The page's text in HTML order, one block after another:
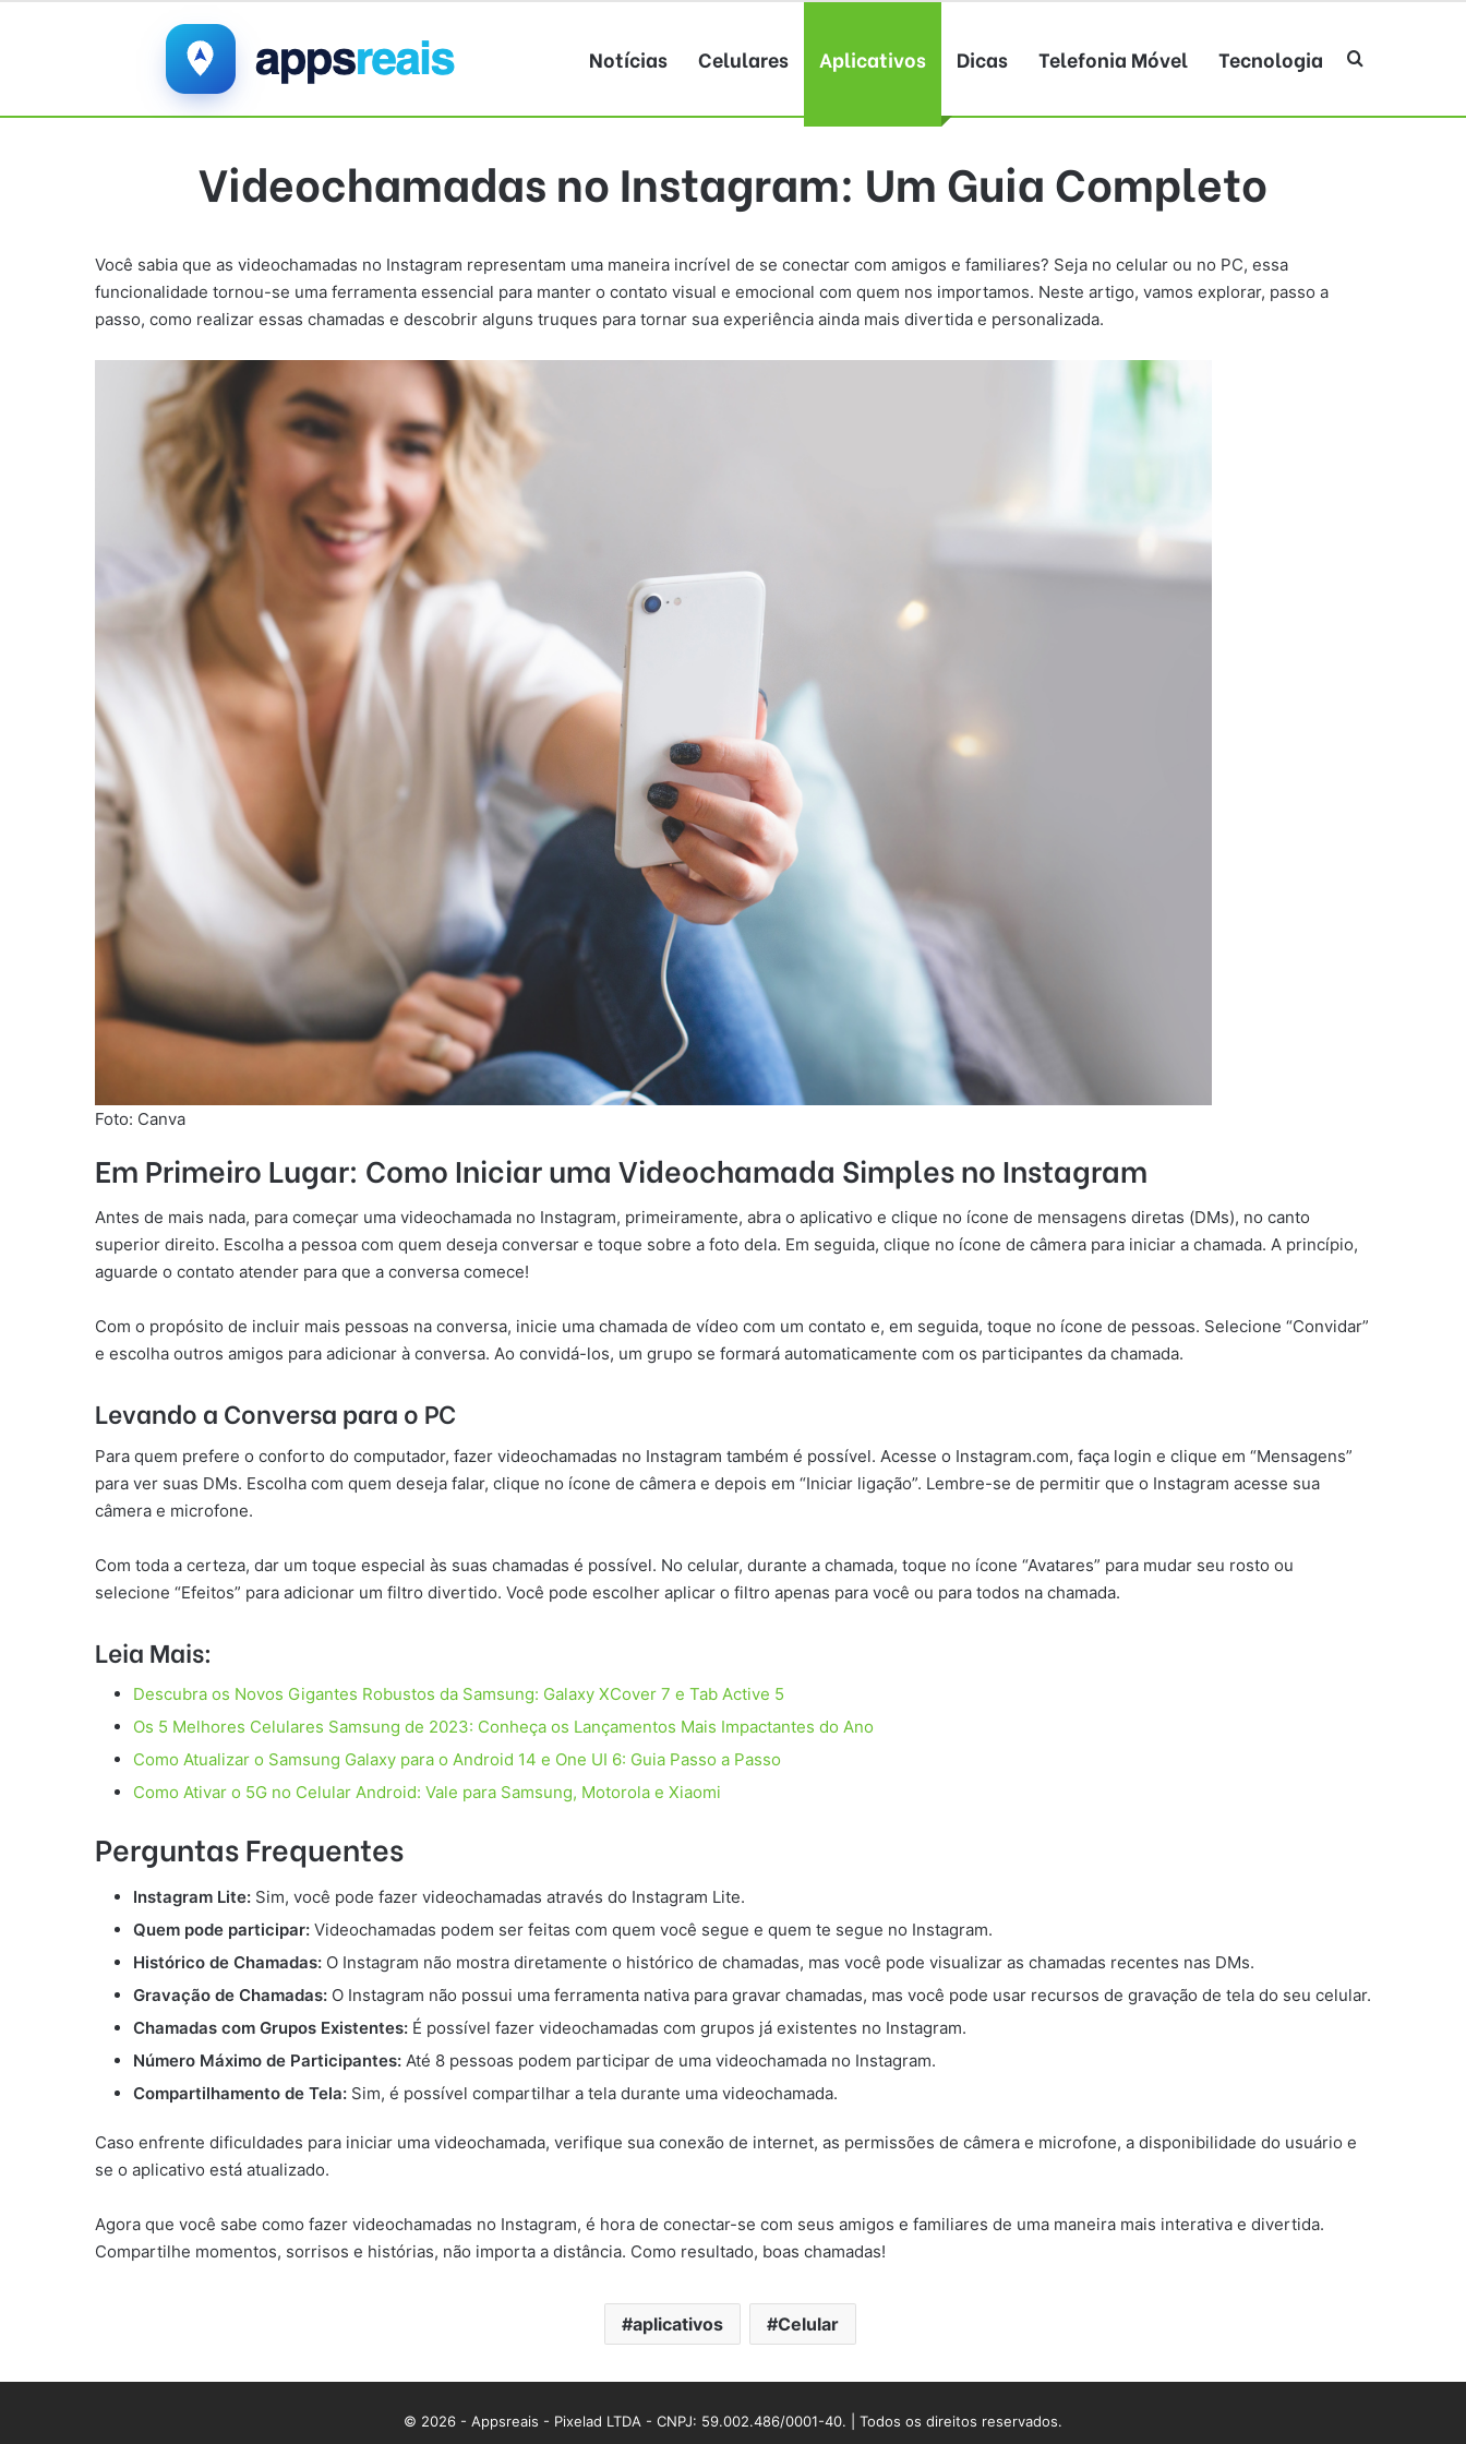
Notícias Celulares Aplicativos Dicas Telefonia Móvel Tecnologia Procurar por
Videochamadas no Instagram: Um Guia Completo
Você sabia que as videochamadas no Instagram representam uma maneira incrível de se conectar com amigos e familiares? Seja no celular ou no PC, essa
funcionalidade tornou-se uma ferramenta essencial para manter o contato visual e emocional com quem nos importamos. Neste artigo, vamos explorar, passo a
passo, como realizar essas chamadas e descobrir alguns truques para tornar sua experiência ainda mais divertida e personalizada.
Foto: Canva
Em Primeiro Lugar: Como Iniciar uma Videochamada Simples no Instagram
Antes de mais nada, para começar uma videochamada no Instagram, primeiramente, abra o aplicativo e clique no ícone de mensagens diretas (DMs), no canto
superior direito. Escolha a pessoa com quem deseja conversar e toque sobre a foto dela. Em seguida, clique no ícone de câmera para iniciar a chamada. A princípio,
aguarde o contato atender para que a conversa comece!
Com o propósito de incluir mais pessoas na conversa, inicie uma chamada de vídeo com um contato e, em seguida, toque no ícone de pessoas. Selecione “Convidar”
e escolha outros amigos para adicionar à conversa. Ao convidá-los, um grupo se formará automaticamente com os participantes da chamada.
Levando a Conversa para o PC
Para quem prefere o conforto do computador, fazer videochamadas no Instagram também é possível. Acesse o Instagram.com, faça login e clique em “Mensagens”
para ver suas DMs. Escolha com quem deseja falar, clique no ícone de câmera e depois em “Iniciar ligação”. Lembre-se de permitir que o Instagram acesse sua
câmera e microfone.
Com toda a certeza, dar um toque especial às suas chamadas é possível. No celular, durante a chamada, toque no ícone “Avatares” para mudar seu rosto ou
selecione “Efeitos” para adicionar um filtro divertido. Você pode escolher aplicar o filtro apenas para você ou para todos na chamada.
Leia Mais:
Descubra os Novos Gigantes Robustos da Samsung: Galaxy XCover 7 e Tab Active 5
Os 5 Melhores Celulares Samsung de 2023: Conheça os Lançamentos Mais Impactantes do Ano
Como Atualizar o Samsung Galaxy para o Android 14 e One UI 6: Guia Passo a Passo
Como Ativar o 5G no Celular Android: Vale para Samsung, Motorola e Xiaomi
Perguntas Frequentes
Instagram Lite: Sim, você pode fazer videochamadas através do Instagram Lite.
Quem pode participar: Videochamadas podem ser feitas com quem você segue e quem te segue no Instagram.
Histórico de Chamadas: O Instagram não mostra diretamente o histórico de chamadas, mas você pode visualizar as chamadas recentes nas DMs.
Gravação de Chamadas: O Instagram não possui uma ferramenta nativa para gravar chamadas, mas você pode usar recursos de gravação de tela do seu celular.
Chamadas com Grupos Existentes: É possível fazer videochamadas com grupos já existentes no Instagram.
Número Máximo de Participantes: Até 8 pessoas podem participar de uma videochamada no Instagram.
Compartilhamento de Tela: Sim, é possível compartilhar a tela durante uma videochamada.
Caso enfrente dificuldades para iniciar uma videochamada, verifique sua conexão de internet, as permissões de câmera e microfone, a disponibilidade do usuário e
se o aplicativo está atualizado.
Agora que você sabe como fazer videochamadas no Instagram, é hora de conectar-se com seus amigos e familiares de uma maneira mais interativa e divertida.
Compartilhe momentos, sorrisos e histórias, não importa a distância. Como resultado, boas chamadas!
aplicativos Celular
© 2026 - Appsreais - Pixelad LTDA - CNPJ: 59.002.486/0001-40. | Todos os direitos reservados.